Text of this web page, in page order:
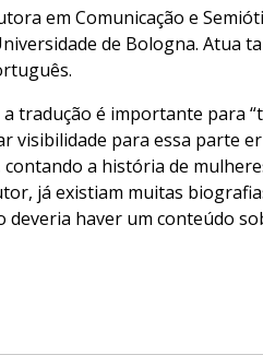
em Comunicação e
de Bologna. Atua
a tradução é importante para
visibilidade para essa parte
a história de
já existiam muitas
deveria haver um conteúdo